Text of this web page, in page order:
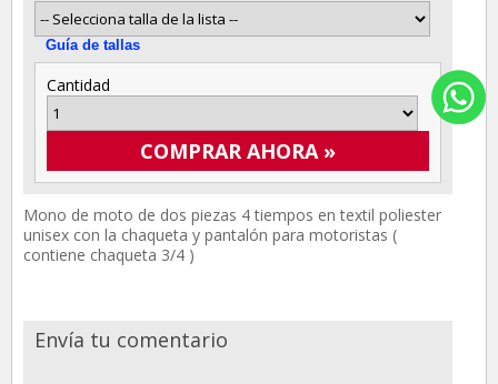
Guía de tallas
Cantidad
COMPRAR AHORA »
Mono de moto de dos piezas 4 tiempos en textil poliester
unisex con la chaqueta y pantalón para motoristas (
contiene chaqueta 3/4 )
Envía tu comentario